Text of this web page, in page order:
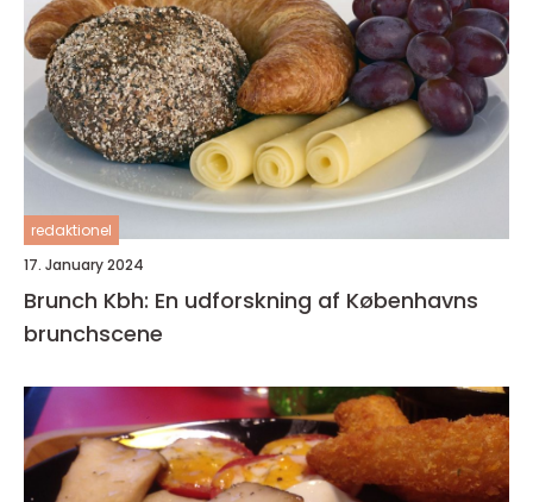
redaktionel
17. January 2024
Brunch Kbh: En udforskning af Københavns
brunchscene